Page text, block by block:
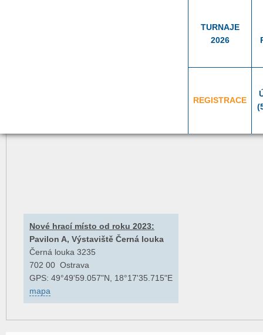
TURNAJE
2026
REGISTRACE
Nové hrací místo od roku 2023:
Pavilon A, Výstaviště Černá louka
Černá louka 3235
702 00 Ostrava
GPS: 49°49'59.057"N, 18°17'35.715"E
mapa